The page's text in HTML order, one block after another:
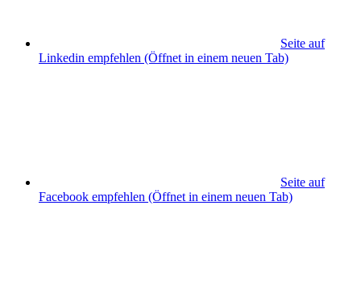
Seite auf
Linkedin empfehlen (Öffnet in einem neuen Tab)
Seite auf
Facebook empfehlen (Öffnet in einem neuen Tab)